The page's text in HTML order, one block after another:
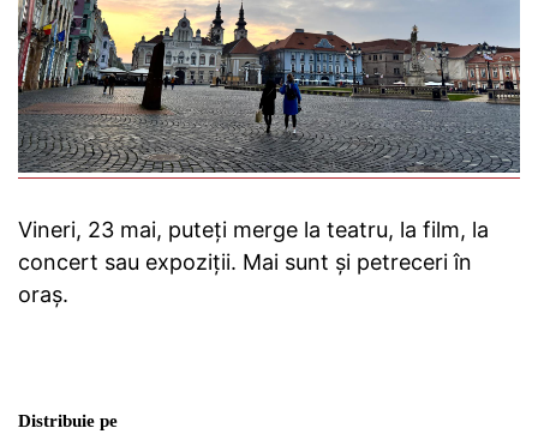
Vineri, 23 mai, puteți merge la teatru, la film, la
concert sau expoziții. Mai sunt și petreceri în
oraș.
Distribuie pe